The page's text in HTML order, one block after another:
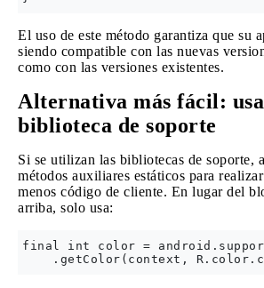
El uso de este método garantiza que su
siendo compatible con las nuevas
como con las versiones existentes.
Alternativa más fácil:
biblioteca de soporte
Si se utilizan las bibliotecas de soporte,
métodos auxiliares estáticos para
menos código de cliente. En lugar del
arriba, solo usa:
final int color =